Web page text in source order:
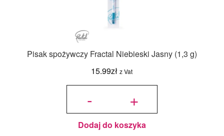
Pisak spożywczy Fractal Niebieski Jasny (1,3 g)
15.99zł z Vat
-
ilość Pisak
Niebieski
Jasny (1,3 +
Dodaj do koszyka